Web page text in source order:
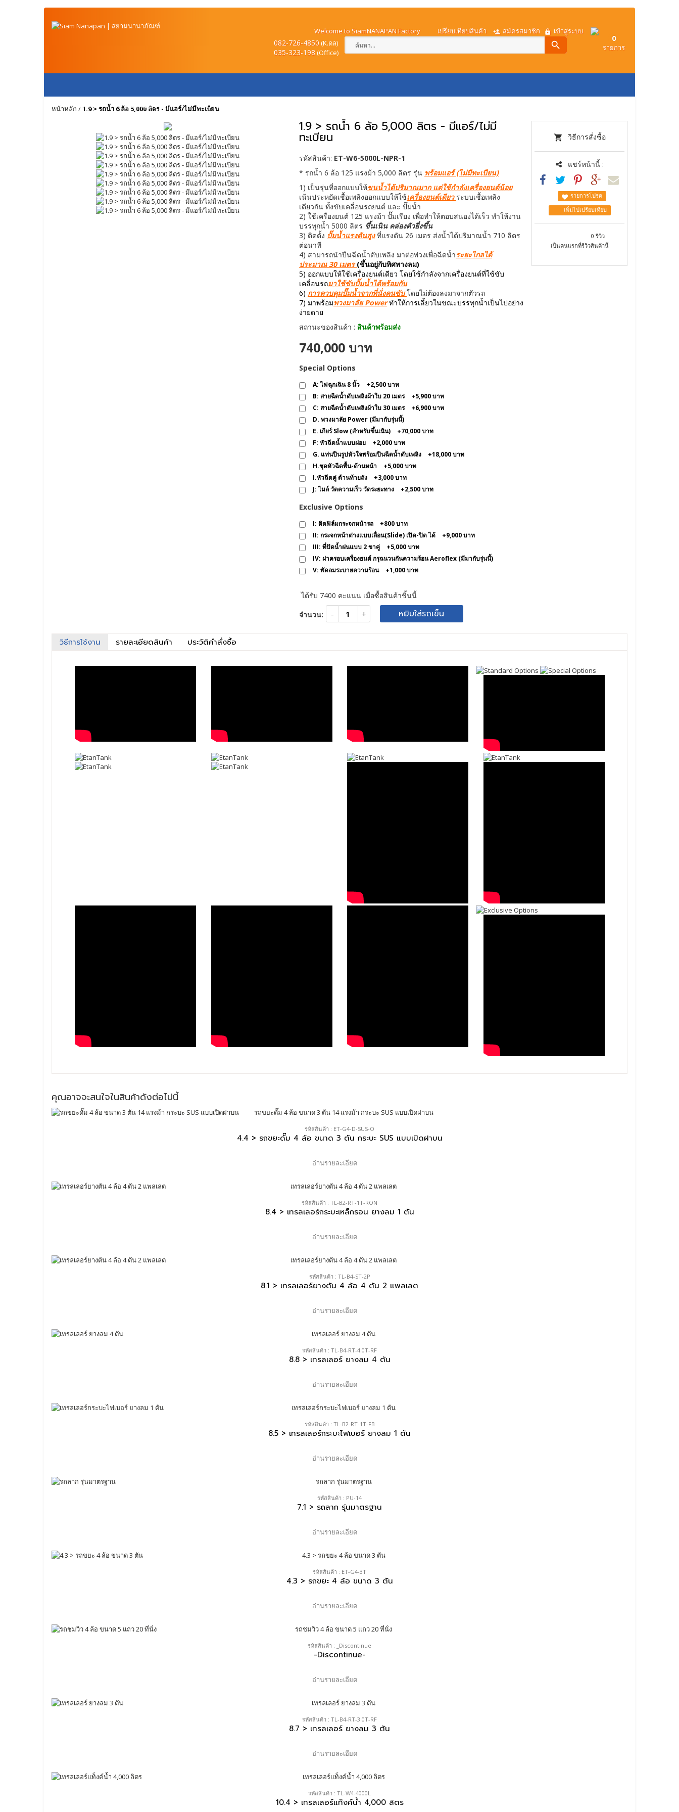
082-726-4850(K.ดล)
035-323-198(Office)
Welcome to SiamNANAPAN Factory
0
รายการ
เปรียบเทียบสินค้า สมัครสมาชิก เข้าสู่ระบบ
search
หน้าหลัก สินค้าของเรา วิธีการชำระเงิน
หน้าหลัก / 1.9 > รถน้ำ 6 ล้อ 5,000 ลิตร - มีแอร์/ไม่มีทะเบียน
1.9 > รถน้ำ 6 ล้อ 5,000 ลิตร - มีแอร์/ไม่มี
ทะเบียน
รหัสสินค้า: ET-W6-5000L-NPR-1
* รถน้ำ 6 ล้อ 125 แรงม้า 5,000 ลิตร รุ่น พร้อมแอร์ (ไม่มีทะเบียน)
1) เป็นรุ่นที่ออกแบบให้ขนน้ำได้ปริมาณมาก แต่ใช้กำลังเครื่องยนต์น้อย
เน้นประหยัดเชื้อเพลิงออกแบบให้ใช้เครื่องยนต์เดียว ระบบเชื้อเพลิง
เดียวกัน ทั้งขับเคลื่อนรถยนต์ และ ปั๊มน้ำ
2) ใช้เครื่องยนต์ 125 แรงม้า ปั๊มเรียง เพื่อทำให้ตอบสนองได้เร็ว ทำให้งาน
บรรทุกน้ำ 5000 ลิตร ขึ้นเนิน คล่องตัวยี่งขึ้น
3) ติดตั้ง ปั๊มน้ำแรงดันสูง ที่แรงดัน 26 เมตร ส่งน้ำได้ปริมาณน้ำ 710 ลิตร
ต่อนาที
4) สามารถนำปืนฉีดน้ำดับเพลิง มาต่อพ่วงเพื่อฉีดน้ำระยะไกลได้
ประมาณ 30 เมตร(ขึ้นอยู่กับทิศทางลม)
5) ออกแบบให้ใช้เครื่องยนต์เดียว โดยใช้กำลังจากเครื่องยนต์ที่ใช้ขับ
เคลื่อนรถมาใช้ขับปั๊มน้ำได้พร้อมกัน
6) การควบคุมปั๊มน้ำจากที่นั่งคนขับโดยไม่ต้องลงมาจากตัวรถ
7) มาพร้อมพวงมาลัย Powerทำให้การเลี้ยวในขณะบรรทุกน้ำเป็นไปอย่าง
ง่ายดาย
สถานะของสินค้า : สินค้าพร้อมส่ง
740,000 บาท
Special Options
A: ไฟฉุกเฉิน 8 นิ้ว +2,500 บาท
B: สายฉีดน้ำดับเพลิงผ้าใบ 20 เมตร
+5,900 บาท
C: สายฉีดน้ำดับเพลิงผ้าใบ 30 เมตร
+6,900 บาท
D. พวงมาลัย Power (มีมากับรุ่นนี้)
E. เกียร์ Slow (สำหรับขึ้นเนิน)
+70,000 บาท
F: หัวฉีดน้ำแบบฝอย
+2,000 บาท
G. แท่นปืนรูปหัวใจพร้อมปืนฉีดน้ำดับเพลิง
+18,000 บาท
H.ชุดหัวฉีดพื้น-ด้านหน้า
+5,000 บาท
I.หัวฉีดคู่ ด้านท้ายถัง
+3,000 บาท
J: ไมล์ วัดความเร็ว วัดระยะทาง
+2,500 บาท
Exclusive Options
I: ติดฟิล์มกระจกหน้ารถ +800 บาท
II: กระจกหน้าต่างแบบเลื่อน(Slide) เปิด-ปิด ได้
+9,000 บาท
III: ที่ปัดน้ำฝนแบบ 2 ขาคู่
+5,000 บาท
IV: ฝาครอบเครื่องยนต์ กรุฉนวนกันความร้อน Aeroflex (มีมากับรุ่นนี้)
V: พัดลมระบายความร้อน
+1,000 บาท
ได้รับ 7400 คะแนน เมื่อซื้อสินค้าชิ้นนี้
จำนวน:
หยิบใส่รถเข็น
วิธีการสั่งซื้อ
แชร์หน้านี้ :
รายการโปรด
เพิ่มไปเปรียบเทียบ
0 รีวิว
เป็นคนแรกที่รีวิวสินค้านี้
วิธีการใช้งาน รายละเอียดสินค้า ประวัติคำสั่งซื้อ
คุณอาจจะสนใจในสินค้าดังต่อไปนี้
รหัสสินค้า : ET-G4-D-SUS-O
4.4 > รถขยะดั๊ม 4 ล้อ ขนาด 3 ตัน กระบะ SUS แบบเปิดฝาบน
อ่านรายละเอียด
รหัสสินค้า : TL-B2-RT-1T-RON
8.4 > เทรลเลอร์กระบะเหล็กรอน ยางลม 1 ตัน
อ่านรายละเอียด
รหัสสินค้า : TL-B4-ST-2P
8.1 > เทรลเลอร์ยางตัน 4 ล้อ 4 ตัน 2 แพลเลต
อ่านรายละเอียด
รหัสสินค้า : TL-B4-RT-4.0T-RF
8.8 > เทรลเลอร์ ยางลม 4 ตัน
อ่านรายละเอียด
รหัสสินค้า : TL-B2-RT-1T-FB
8.5 > เทรลเลอร์กระบะไฟเบอร์ ยางลม 1 ตัน
อ่านรายละเอียด
รหัสสินค้า : PU-14
7.1 > รถลาก รุ่นมาตรฐาน
อ่านรายละเอียด
รหัสสินค้า : ET-G4-3T
4.3 > รถขยะ 4 ล้อ ขนาด 3 ตัน
อ่านรายละเอียด
รหัสสินค้า : _Discontinue
-Discontinue-
อ่านรายละเอียด
รหัสสินค้า : TL-B4-RT-3.0T-RF
8.7 > เทรลเลอร์ ยางลม 3 ตัน
อ่านรายละเอียด
รหัสสินค้า : TL-W4-4000L
10.4 > เทรลเลอร์แท็งค์น้ำ 4,000 ลิตร